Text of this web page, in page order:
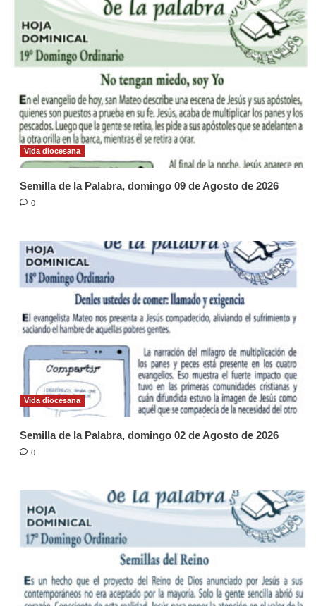
Vida diocesana
Semilla de la Palabra, domingo 09 de Agosto de 2026
0
Vida diocesana
Semilla de la Palabra, domingo 02 de Agosto de 2026
0